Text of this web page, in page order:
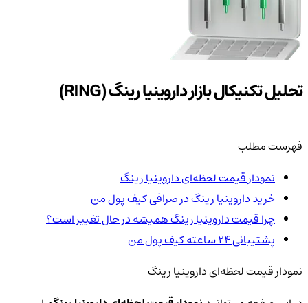
تحلیل تکنیکال بازار داروینیا رینگ (RING)
فهرست مطلب
نمودار قیمت لحظه‌ای داروینیا رینگ
خرید داروینیا رینگ در صرافی کیف پول من
چرا قیمت داروینیا رینگ همیشه در حال تغییر است؟
پشتیبانی ۲۴ ساعته کیف پول من
نمودار قیمت لحظه‌ای داروینیا رینگ